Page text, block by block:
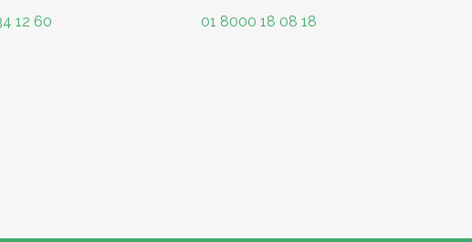
12 60 01 8000 18 08 18